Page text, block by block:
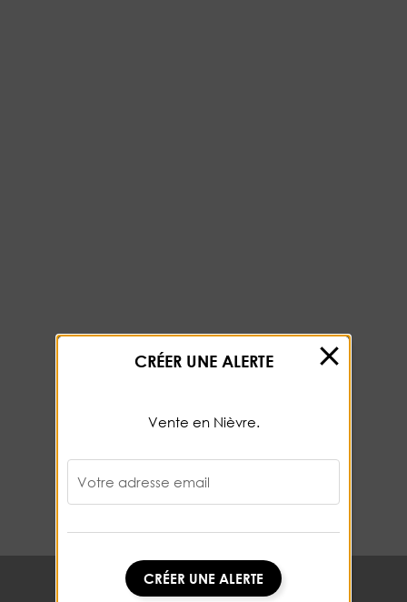
CRÉER UNE ALERTE
CRÉER UNE ALERTE
Vente en Nièvre.
Votre adresse email
CRÉER UNE ALERTE